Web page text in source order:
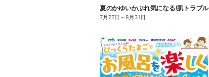
夏のかゆいかぶれ気になる!肌トラブル
7月27日 ～8月31日